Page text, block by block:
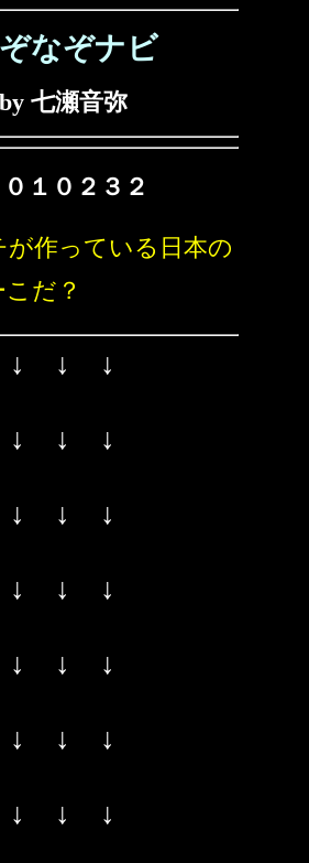
なぞナビ
by 七瀬音弥
０１０２３２
が作っている日本の
だ？
↓ ↓ ↓
↓ ↓ ↓
↓ ↓ ↓
↓ ↓ ↓
↓ ↓ ↓
↓ ↓ ↓
↓ ↓ ↓